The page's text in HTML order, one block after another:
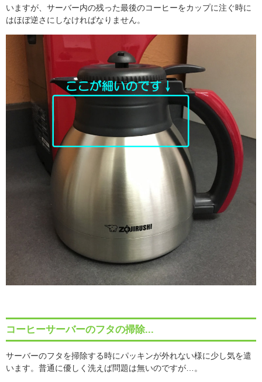
いますが、サーバー内の残った最後のコーヒーをカップに注ぐ時に
はほぼ逆さにしなければなりません。
コーヒーサーバーのフタの掃除...
サーバーのフタを掃除する時にパッキンが外れない様に少し気を遣
います。普通に優しく洗えば問題は無いのですが